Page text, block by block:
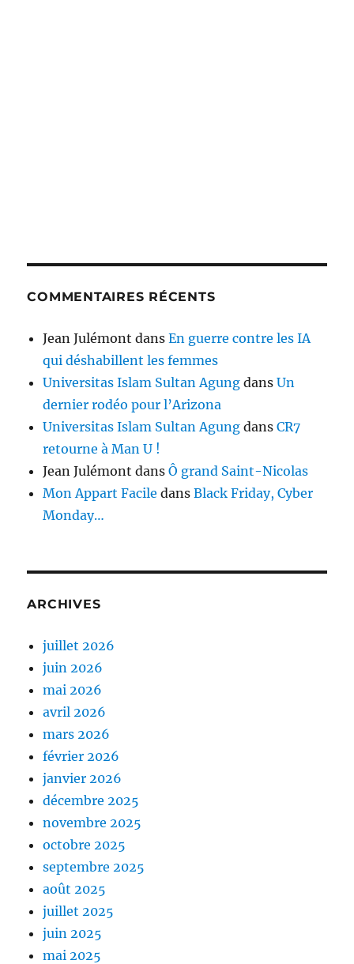
COMMENTAIRES RÉCENTS
Jean Julémont dansEn guerre contre les IA
qui déshabillent les femmes
Universitas Islam Sultan Agung dansUn
dernier rodéo pour l’Arizona
Universitas Islam Sultan Agung dansCR7
retourne à Man U !
Jean Julémont dansÔ grand Saint-Nicolas
Mon Appart Facile dansBlack Friday, Cyber
Monday…
ARCHIVES
juillet 2026
juin 2026
mai 2026
avril 2026
mars 2026
février 2026
janvier 2026
décembre 2025
novembre 2025
octobre 2025
septembre 2025
août 2025
juillet 2025
juin 2025
mai 2025